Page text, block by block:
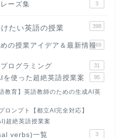
ーズ集 3
たい英語の授業 398
の授業アイデア＆最新情報169
ログラミング 31
を使った超絶英語授業案 95
教育】英語教師のための生成AI英
ロンプト【都立AI完全対応】
超絶英語授業案
verbs)一覧 3